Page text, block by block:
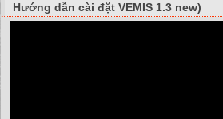
Hướng dẫn cài đặt VEMIS 1.3 new)